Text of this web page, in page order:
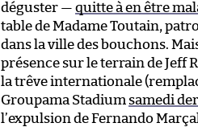
déguster — quitte à en être
table de Madame Toutain,
dans la ville des bouchons.
présence sur le terrain de Jeff
la trêve internationale
Groupama Stadium samedi
l’expulsion de Fernando